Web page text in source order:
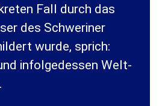
Fall durch das
des Schweriner
wurde, sprich:
infolgedessen Welt-